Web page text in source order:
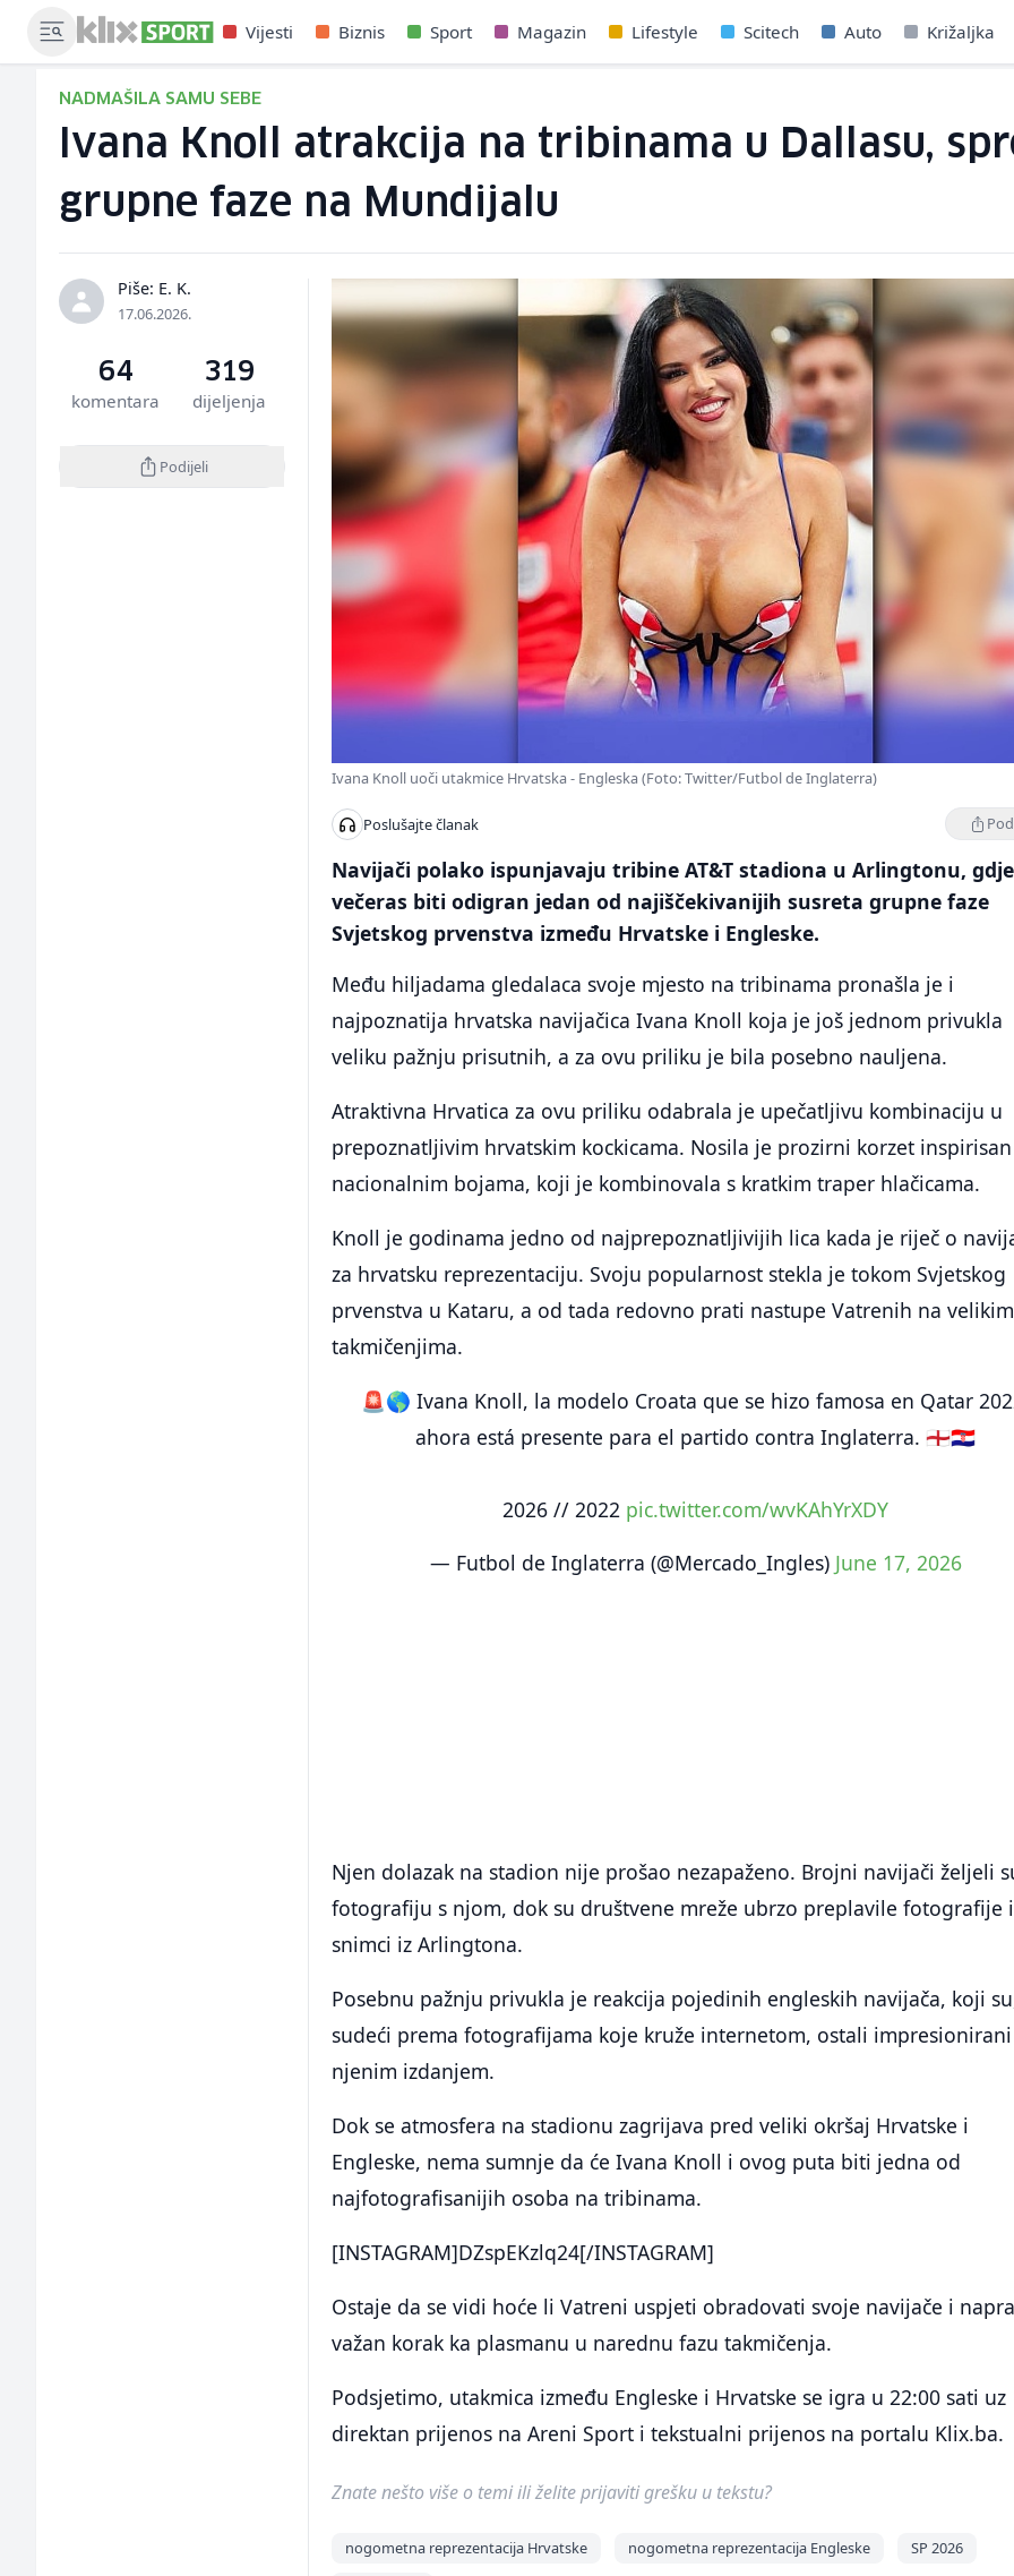
Vijesti Biznis Sport Magazin Lifestyle Scitech Auto Križaljka
NADMAŠILA SAMU SEBE
Ivana Knoll atrakcija na tribinama u Dallasu,
grupne faze na Mundijalu
Piše: E. K.
17.06.2026.
64
komentara
319
dijeljenja
Podijeli
Ivana Knoll uoči utakmice Hrvatska - Engleska (Foto: Twitter/Futbol de Inglaterra)
Poslušajte članak
Navijači polako ispunjavaju tribine AT&T stadiona u Arlingtonu,
večeras biti odigran jedan od najiščekivanijih susreta grupne faze
Svjetskog prvenstva između Hrvatske i Engleske.
Među hiljadama gledalaca svoje mjesto na tribinama pronašla je i
najpoznatija hrvatska navijačica Ivana Knoll koja je još jednom privukla
veliku pažnju prisutnih, a za ovu priliku je bila posebno nauljena.
Atraktivna Hrvatica za ovu priliku odabrala je upečatljivu kombinaciju u
prepoznatljivim hrvatskim kockicama. Nosila je prozirni korzet inspirisan
nacionalnim bojama, koji je kombinovala s kratkim traper hlačicama.
Knoll je godinama jedno od najprepoznatljivijih lica kada je riječ o
za hrvatsku reprezentaciju. Svoju popularnost stekla je tokom Svjetskog
prvenstva u Kataru, a od tada redovno prati nastupe Vatrenih na velikim
takmičenjima.
🚨🌎 Ivana Knoll, la modelo Croata que se hizo famosa en Qatar
ahora está presente para el partido contra Inglaterra. 🏴󠁧󠁢󠁥󠁮󠁧󠁿🇭🇷
2026 // 2022 pic.twitter.com/wvKAhYrXDY
— Futbol de Inglaterra (@Mercado_Ingles) June 17, 2026
Njen dolazak na stadion nije prošao nezapaženo. Brojni navijači željeli
fotografiju s njom, dok su društvene mreže ubrzo preplavile fotografije i
snimci iz Arlingtona.
Posebnu pažnju privukla je reakcija pojedinih engleskih navijača, koji
sudeći prema fotografijama koje kruže internetom, ostali impresionirani
njenim izdanjem.
Dok se atmosfera na stadionu zagrijava pred veliki okršaj Hrvatske i
Engleske, nema sumnje da će Ivana Knoll i ovog puta biti jedna od
najfotografisanijih osoba na tribinama.
[INSTAGRAM]DZspEKzlq24[/INSTAGRAM]
Ostaje da se vidi hoće li Vatreni uspjeti obradovati svoje navijače i
važan korak ka plasmanu u narednu fazu takmičenja.
Podsjetimo, utakmica između Engleske i Hrvatske se igra u 22:00 sati uz
direktan prijenos na Areni Sport i tekstualni prijenos na portalu Klix.ba.
Znate nešto više o temi ili želite prijaviti grešku u tekstu?
nogometna reprezentacija Hrvatske nogometna reprezentacija Engleske
SP 2026